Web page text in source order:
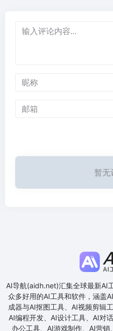
暂无
AI导航(aidh.net)汇集全球最新AI
众多好用的AI工具和软件，涵盖
成器与AI抠图工具、AI视频剪辑
AI编程开发、AI设计工具、AI对
办公工具、AI游戏制作、AI营